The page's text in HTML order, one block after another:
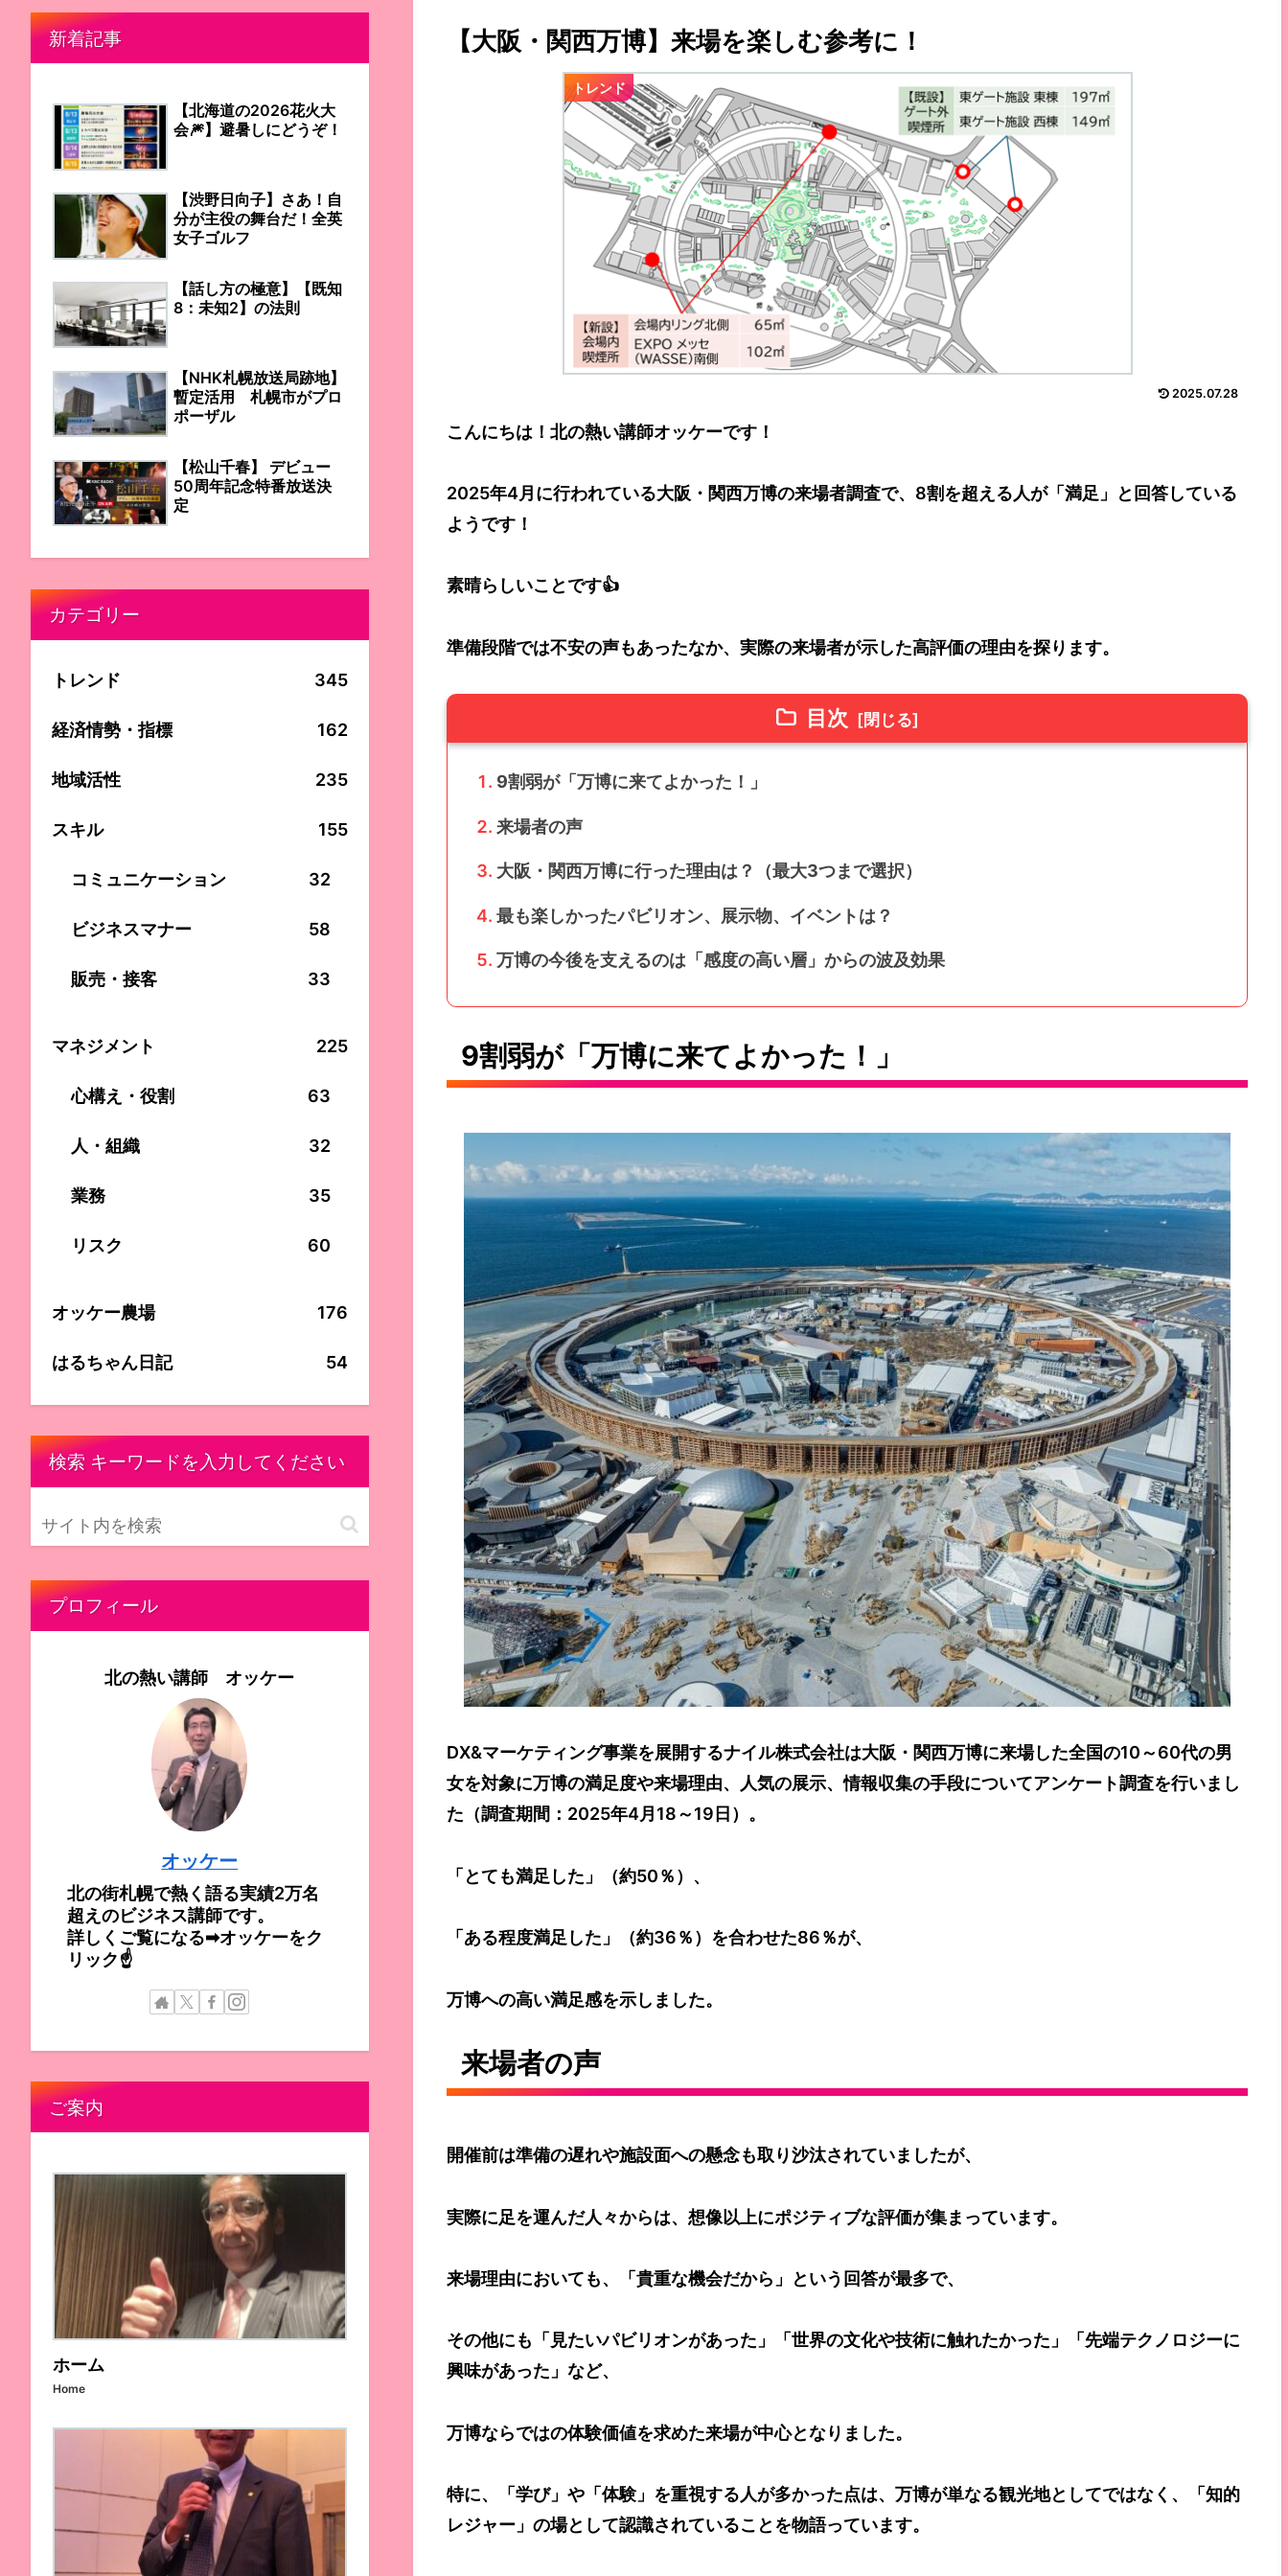
【大阪・関西万博】来場を楽しむ参考に！
トレンド
2025.07.28
こんにちは！北の熱い講師オッケーです！
2025年4月に行われている大阪・関西万博の来場者調査で、8割を超える人が「満足」と回答している
ようです！
素晴らしいことです👍
準備段階では不安の声もあったなか、実際の来場者が示した高評価の理由を探ります。
目次
9割弱が「万博に来てよかった！」
来場者の声
大阪・関西万博に行った理由は？（最大3つまで選択）
最も楽しかったパビリオン、展示物、イベントは？
万博の今後を支えるのは「感度の高い層」からの波及効果
9割弱が「万博に来てよかった！」
DX&マーケティング事業を展開するナイル株式会社は大阪・関西万博に来場した全国の10～60代の男
女を対象に万博の満足度や来場理由、人気の展示、情報収集の手段についてアンケート調査を行いまし
た（調査期間：2025年4月18～19日）。
「とても満足した」（約50％）、
「ある程度満足した」（約36％）を合わせた86％が、
万博への高い満足感を示しました。
来場者の声
開催前は準備の遅れや施設面への懸念も取り沙汰されていましたが、
実際に足を運んだ人々からは、想像以上にポジティブな評価が集まっています。
来場理由においても、「貴重な機会だから」という回答が最多で、
その他にも「見たいパビリオンがあった」「世界の文化や技術に触れたかった」「先端テクノロジーに
興味があった」など、
万博ならではの体験価値を求めた来場が中心となりました。
特に、「学び」や「体験」を重視する人が多かった点は、万博が単なる観光地としてではなく、「知的
レジャー」の場として認識されていることを物語っています。
新着記事
【北海道の2026花火大
会🎆】避暑しにどうぞ！
【渋野日向子】さあ！自
分が主役の舞台だ！全英
女子ゴルフ
【話し方の極意】【既知
8：未知2】の法則
【NHK札幌放送局跡地】
暫定活用 札幌市がプロ
ポーザル
【松山千春】 デビュー
50周年記念特番放送決
定
カテゴリー
トレンド 345
経済情勢・指標 162
地域活性 235
スキル 155
コミュニケーション 32
ビジネスマナー 58
販売・接客 33
マネジメント 225
心構え・役割 63
人・組織 32
業務 35
リスク 60
オッケー農場 176
はるちゃん日記 54
検索 キーワードを入力してください
プロフィール
北の熱い講師 オッケー
オッケー
北の街札幌で熱く語る実績2万名
超えのビジネス講師です。
詳しくご覧になる➡オッケーをク
リック☝
ご案内
ホーム
Home